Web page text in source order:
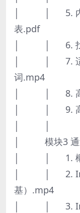
│ │ 5. 内容
表.pdf
│ │ 6. 找到
│ │ 7. 适合
词.mp4
│ │ 8. 高级
│ │ 9. 高级
│ 模块3 通
│ │ 1. 概
│ │ 2.
基）.mp4
│ │ 3.